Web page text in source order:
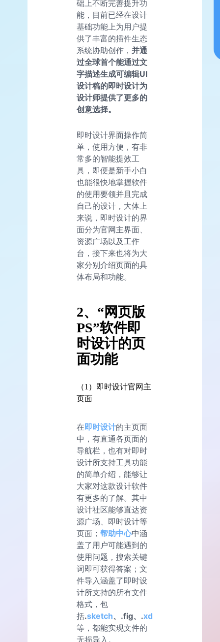
础上不断完善提升功
能，目前已经在设计
基础功能上为用户提
供了丰富的插件生态
系统协助创作， 并通
过全球首个能通过文
字描述生成可编辑UI
设计稿的即时设计为
设计师提供了更多的
创意选择。
即时设计界面操作简
单，使用方便，有非
常多的智能提效工
具，即便是新手小白
也能很快地掌握软件
的使用要领并且完成
自己的设计，大体上
来说，即时设计的界
面分为官网主界面、
资源广场以及工作
台，接下来也将为大
家分别介绍页面的具
体布局和功能。
2、“网页版
PS”软件即
时设计的页
面功能
（1）即时设计官网主
页面
在即时设计的主页面
中，有直通各页面的
导航栏，也有对即时
设计所支持工具功能
的简单介绍，能够让
大家对这款设计软件
有更多的了解。其中
设计社区能够直达资
源广场、即时设计等
页面； 帮助中心中涵
盖了用户可能遇到的
使用问题，搜索关键
词即可获得答案；文
件导入涵盖了即时设
计所支持的所有文件
格式，包
括.sketch、.fig、.xd
等，都能实现文件的
无损导入。